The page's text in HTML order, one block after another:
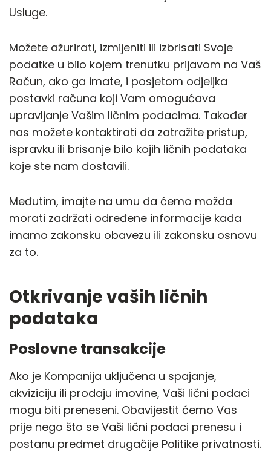
Usluge.
Možete ažurirati, izmijeniti ili izbrisati Svoje
podatke u bilo kojem trenutku prijavom na Vaš
Račun, ako ga imate, i posjetom odjeljka
postavki računa koji Vam omogućava
upravljanje Vašim ličnim podacima. Također
nas možete kontaktirati da zatražite pristup,
ispravku ili brisanje bilo kojih ličnih podataka
koje ste nam dostavili.
Međutim, imajte na umu da ćemo možda
morati zadržati određene informacije kada
imamo zakonsku obavezu ili zakonsku osnovu
za to.
Otkrivanje vaših ličnih
podataka
Poslovne transakcije
Ako je Kompanija uključena u spajanje,
akviziciju ili prodaju imovine, Vaši lični podaci
mogu biti preneseni. Obavijestit ćemo Vas
prije nego što se Vaši lični podaci prenesu i
postanu predmet drugačije Politike privatnosti.